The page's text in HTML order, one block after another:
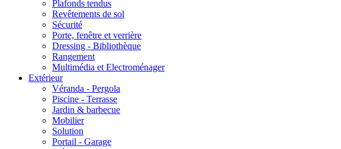
Plafonds tendus
Revêtements de sol
Sécurité
Porte, fenêtre et verrière
Dressing - Bibliothèque
Rangement
Multimédia et Electroménager
Extérieur
Véranda - Pergola
Piscine - Terrasse
Jardin & barbecue
Mobilier
Solution
Portail - Garage